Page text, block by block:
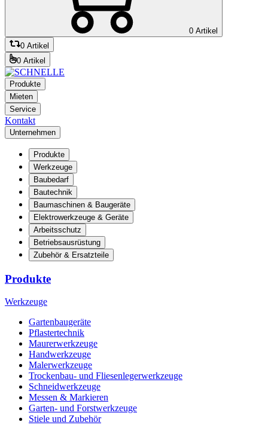
0 Artikel
0 Artikel
0 Artikel
Produkte
Mieten
Service
Kontakt
Unternehmen
Produkte
Werkzeuge
Baubedarf
Bautechnik
Baumaschinen & Baugeräte
Elektrowerkzeuge & Geräte
Arbeitsschutz
Betriebsausrüstung
Zubehör & Ersatzteile
Produkte
Werkzeuge
Gartenbaugeräte
Pflastertechnik
Maurerwerkzeuge
Handwerkzeuge
Malerwerkzeuge
Trockenbau- und Fliesenlegerwerkzeuge
Schneidwerkzeuge
Messen & Markieren
Garten- und Forstwerkzeuge
Stiele und Zubehör